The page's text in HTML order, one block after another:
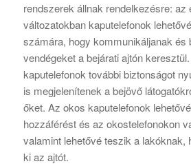
rendszerek állnak rendelkezésre: az
változatokban kaputelefonok
számára, hogy kommunikáljanak és
vendégeket a bejárati ajtón
kaputelefonok további biztonságot
is megjelenítenek a bejövő
őket. Az okos kaputelefonok
hozzáférést és az okostelefonokon
valamint lehetővé teszik a lakóknak,
ki az ajtót.